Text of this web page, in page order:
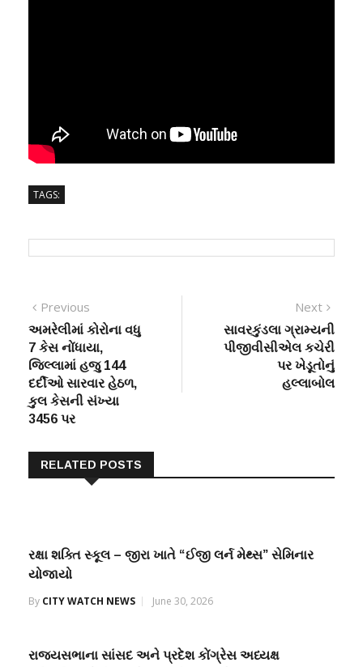
TAGS:
Post
navigation
Previous
post:
અમરેલીમાં કોરોના વધુ
7 કેસ નોંધાયા,
જિલ્લામાં હજુ 144
દર્દીઓ સારવાર હેઠળ,
કુલ કેસની સંખ્યા
3456 પર
Next
post:
સાવરકુંડલા ગ્રામ્યની
પીજીવીસીએલ કચેરી
પર ખેડૂતોનું
હલ્લાબોલ
RELATED POSTS
રક્ષા શક્તિ સ્કૂલ – જીરા ખાતે “ઈજી લર્ન મેથ્સ” સેમિનાર
યોજાયો
By CITY WATCH NEWS June 30, 2026
રાજ્યસભાના સાંસદ અને પ્રદેશ કોંગ્રેસ અધ્યક્ષ